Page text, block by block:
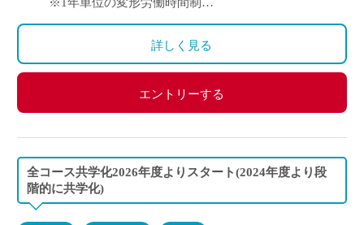
詳しく見る
エントリーする
全コース共学化2026年度よりスタート(2024年度より段
階的に共学化)